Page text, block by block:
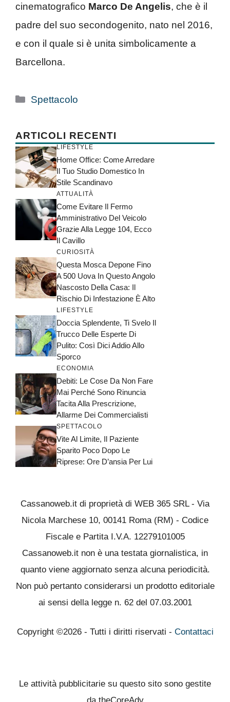
cinematografico Marco De Angelis, che è il
padre del suo secondogenito, nato nel 2016,
e con il quale si è unita simbolicamente a
Barcellona.
Categorie
Spettacolo
ARTICOLI RECENTI
LIFESTYLE
Home Office: Come Arredare
Il Tuo Studio Domestico In
Stile Scandinavo
ATTUALITÀ
Come Evitare Il Fermo
Amministrativo Del Veicolo
Grazie Alla Legge 104, Ecco
Il Cavillo
CURIOSITÀ
Questa Mosca Depone Fino
A 500 Uova In Questo Angolo
Nascosto Della Casa: Il
Rischio Di Infestazione È Alto
LIFESTYLE
Doccia Splendente, Ti Svelo Il
Trucco Delle Esperte Di
Pulito: Così Dici Addio Allo
Sporco
ECONOMIA
Debiti: Le Cose Da Non Fare
Mai Perché Sono Rinuncia
Tacita Alla Prescrizione,
Allarme Dei Commercialisti
SPETTACOLO
Vite Al Limite, Il Paziente
Sparito Poco Dopo Le
Riprese: Ore D’ansia Per Lui
Cassanoweb.it di proprietà di WEB 365 SRL - Via
Nicola Marchese 10, 00141 Roma (RM) - Codice
Fiscale e Partita I.V.A. 12279101005
Cassanoweb.it non è una testata giornalistica, in
quanto viene aggiornato senza alcuna periodicità.
Non può pertanto considerarsi un prodotto editoriale
ai sensi della legge n. 62 del 07.03.2001
Copyright ©2026 - Tutti i diritti riservati - Contattaci
Le attività pubblicitarie su questo sito sono gestite